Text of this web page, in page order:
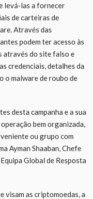
levá-las a fornecer
de carteiras de
Através das
podem ter acesso às
através do site falso e
credenciais, detalhes da
o malware de roubo de
desta campanha e a sua
bem organizada,
ou grupo com
Ayman Shaaban, Chefe
Global de Resposta
visam as criptomoedas, a